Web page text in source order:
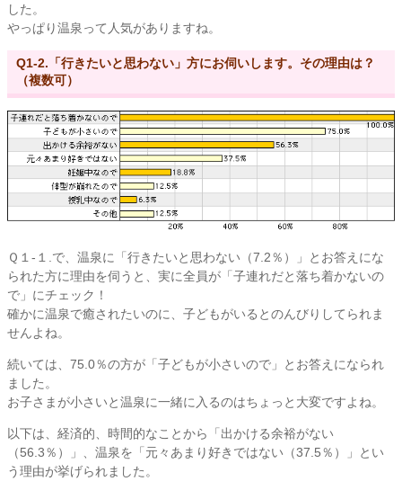
した。
やっぱり温泉って人気がありますね。
Q1-2.「行きたいと思わない」方にお伺いします。その理由は？
（複数可）
Ｑ１-１.で、温泉に「行きたいと思わない（7.2％）」とお答えにな
られた方に理由を伺うと、実に全員が「子連れだと落ち着かないの
で」にチェック！
確かに温泉で癒されたいのに、子どもがいるとのんびりしてられま
せんよね。
続いては、75.0％の方が「子どもが小さいので」とお答えになられ
ました。
お子さまが小さいと温泉に一緒に入るのはちょっと大変ですよね。
以下は、経済的、時間的なことから「出かける余裕がない
（56.3％）」、温泉を「元々あまり好きではない（37.5％）」とい
う理由が挙げられました。